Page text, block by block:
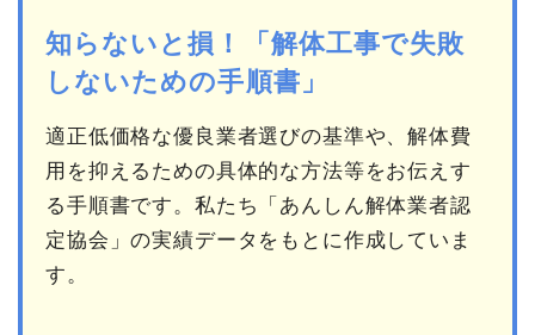
知らないと損！「解体工事で失敗
しないための手順書」
適正低価格な優良業者選びの基準や、解体費
用を抑えるための具体的な方法等をお伝えす
る手順書です。私たち「あんしん解体業者認
定協会」の実績データをもとに作成していま
す。